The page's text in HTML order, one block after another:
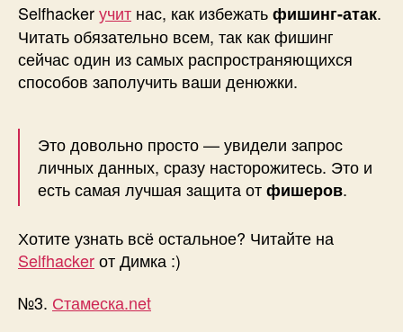
Selfhackerучит нас, как избежатьфишинг-атак.
Читать обязательно всем, так как фишинг
сейчас один из самых распространяющихся
способов заполучить ваши денюжки.
Это довольно просто — увидели запрос
личных данных, сразу насторожитесь. Это и
есть самая лучшая защита отфишеров.
Хотите узнать всё остальное? Читайте на
Selfhackerот Димка :)
№3. Стамеска.net